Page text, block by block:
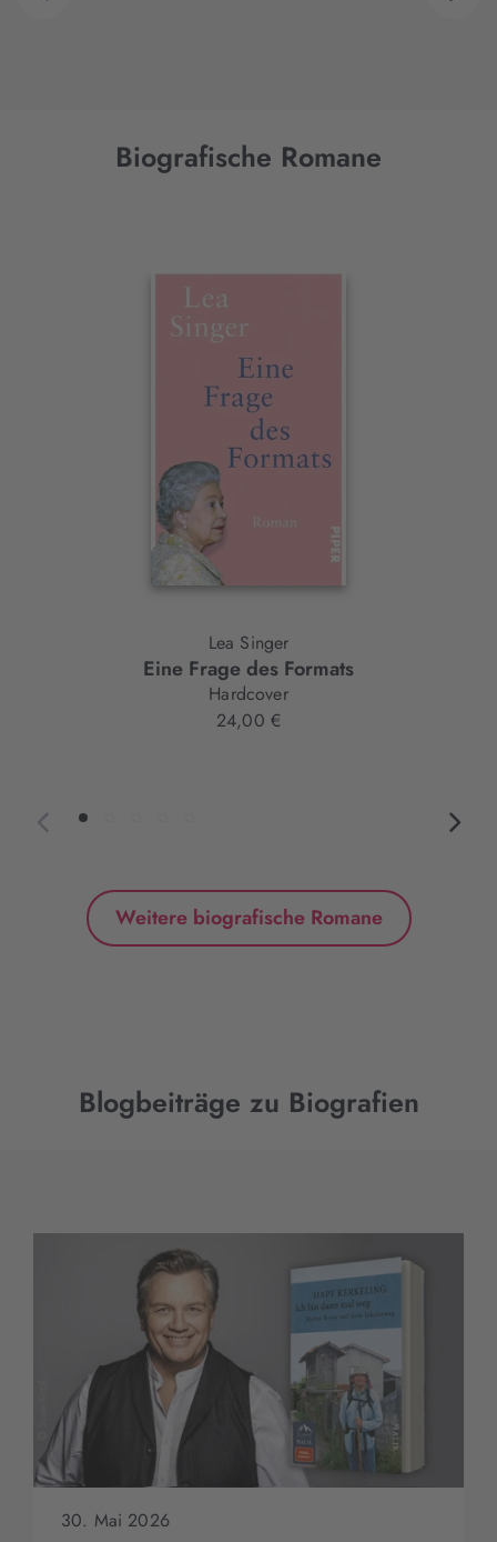
Biografische Romane
Lea Singer
Eine Frage des Formats
Hardcover
24,00 €
Weitere biografische Romane
Blogbeiträge zu Biografien
30. Mai 2026